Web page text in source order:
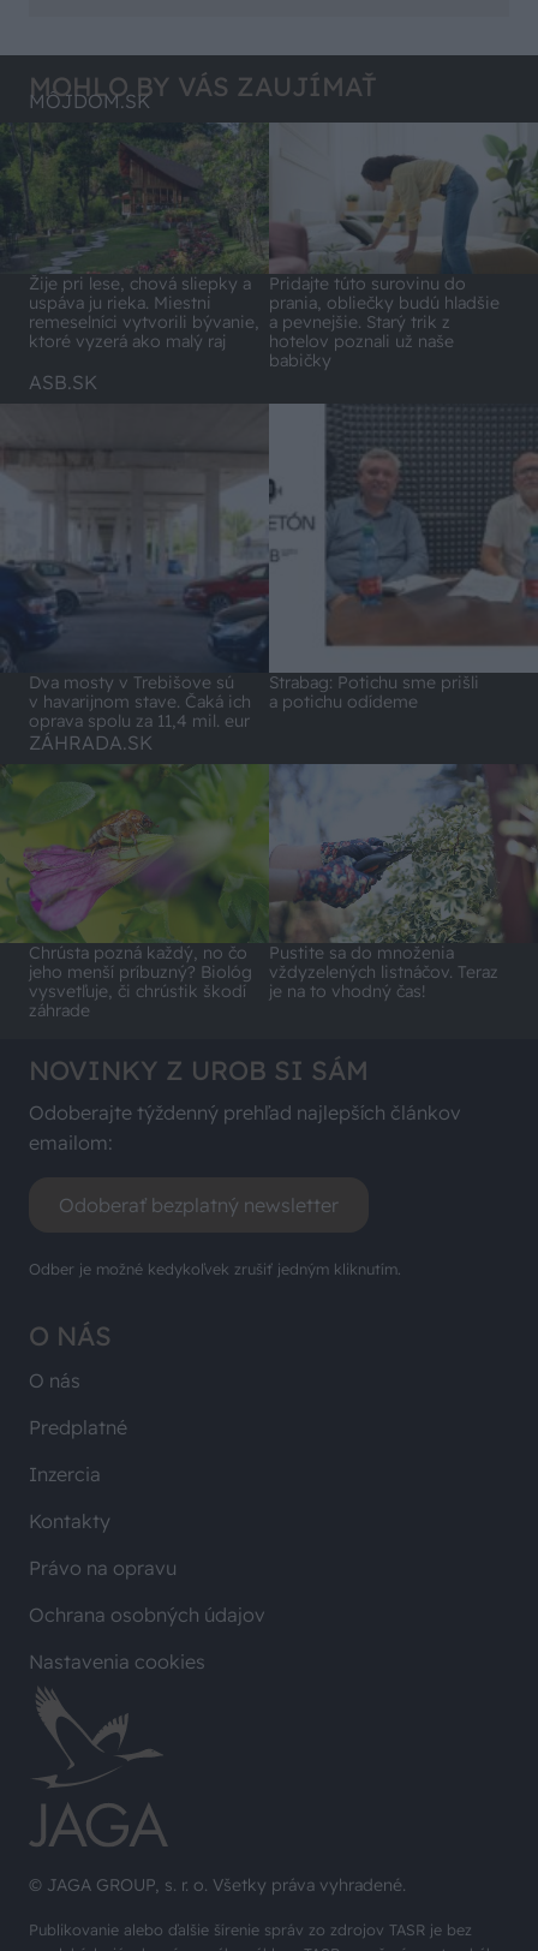
MOHLO BY VÁS ZAUJÍMAŤ
MÔJDOM.SK
Žije pri lese, chová sliepky a
uspáva ju rieka. Miestni
remeselníci vytvorili bývanie,
ktoré vyzerá ako malý raj
Pridajte túto surovinu do
prania, obliečky budú hladšie
a pevnejšie. Starý trik z
hotelov poznali už naše
babičky
ASB.SK
Dva mosty v Trebišove sú
v havarijnom stave. Čaká ich
oprava spolu za 11,4 mil. eur
Strabag: Potichu sme prišli
a potichu odídeme
ZÁHRADA.SK
Chrústa pozná každý, no čo
jeho menší príbuzný? Biológ
vysvetľuje, či chrústik škodí
záhrade
Pustite sa do množenia
vždyzelených listnáčov. Teraz
je na to vhodný čas!
© JAGA GROUP, s. r. o. Všetky práva vyhradené.
Publikovanie alebo ďalšie šírenie správ zo zdrojov TASR je bez
O NÁS
O nás
Predplatné
Inzercia
Kontakty
Právo na opravu
Ochrana osobných údajov
Nastavenia cookies
NOVINKY Z UROB SI SÁM
Odoberajte týždenný prehľad najlepších článkov
emailom:
Odoberať bezplatný newsletter
Odber je možné kedykoľvek zrušiť jedným kliknutím.